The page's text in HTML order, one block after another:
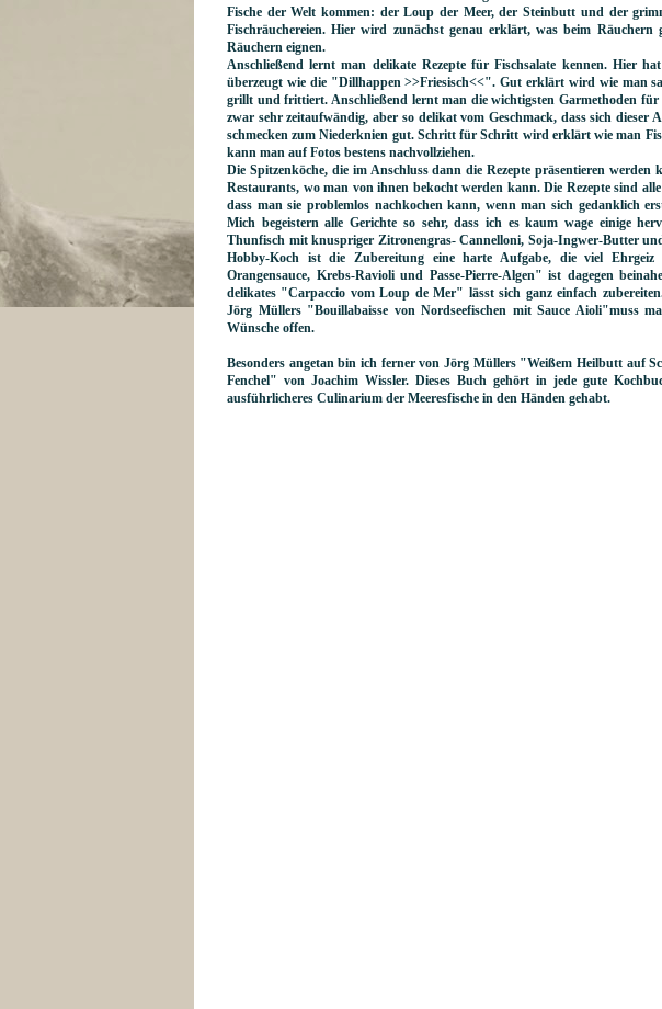
Fische der Welt kommen: der Loup der Meer, der Steinbutt und der
Fischräuchereien. Hier wird zunächst genau erklärt, was beim Räuchern
Räuchern eignen.
Anschließend lernt man delikate Rezepte für Fischsalate kennen. Hier
überzeugt wie die "Dillhappen >>Friesisch<<". Gut erklärt wird wie man
grillt und frittiert. Anschließend lernt man die wichtigsten Garmethoden
zwar sehr zeitaufwändig, aber so delikat vom Geschmack, dass sich
schmecken zum Niederknien gut. Schritt für Schritt wird erklärt wie man
kann man auf Fotos bestens nachvollziehen.
Die Spitzenköche, die im Anschluss dann die Rezepte präsentieren
Restaurants, wo man von ihnen bekocht werden kann. Die Rezepte sind
dass man sie problemlos nachkochen kann, wenn man sich gedanklich
Mich begeistern alle Gerichte so sehr, dass ich es kaum wage einige
Thunfisch mit knuspriger Zitronengras- Cannelloni, Soja-Ingwer-Butter
Hobby-Koch ist die Zubereitung eine harte Aufgabe, die viel
Orangensauce, Krebs-Ravioli und Passe-Pierre-Algen" ist dagegen
delikates "Carpaccio vom Loup de Mer" lässt sich ganz einfach
Jörg Müllers "Bouillabaisse von Nordseefischen mit Sauce Aioli"muss
Wünsche offen.
Besonders angetan bin ich ferner von Jörg Müllers "Weißem Heilbutt auf
Fenchel" von Joachim Wissler. Dieses Buch gehört in jede gute
ausführlicheres Culinarium der Meeresfische in den Händen gehabt.